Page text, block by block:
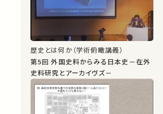
歴史とは何か（学術俯瞰講義）
第5回 外国史料からみる日本史－在外
史料研究とアーカイヴズ－